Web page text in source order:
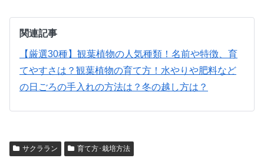
関連記事
【厳選30種】観葉植物の人気種類！名前や特徴、育
てやすさは？ 観葉植物の育て方！水やりや肥料など
の日ごろの手入れの方法は？冬の越し方は？
サクララン 育て方･栽培方法